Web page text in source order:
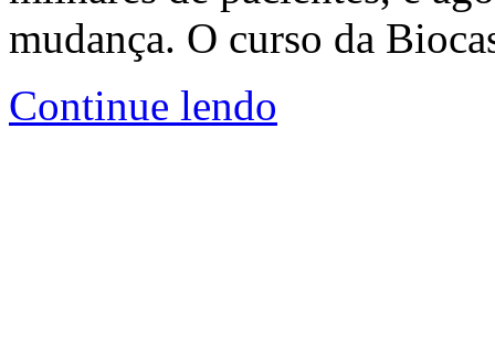
mudança. O curso da
Continue lendo